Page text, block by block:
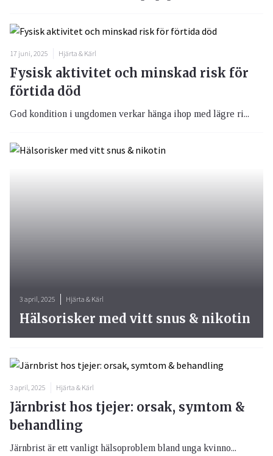
17 juni, 2025 Hjärta & Kärl
Fysisk aktivitet och minskad risk för
förtida död
God kondition i ungdomen verkar hänga ihop med lägre ri...
3 april, 2025 Hjärta & Kärl
Hälsorisker med vitt snus & nikotin
3 april, 2025 Hjärta & Kärl
Järnbrist hos tjejer: orsak, symtom &
behandling
Järnbrist är ett vanligt hälsoproblem bland unga kvinno...